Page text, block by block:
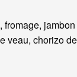
fromage,
veau, chorizo